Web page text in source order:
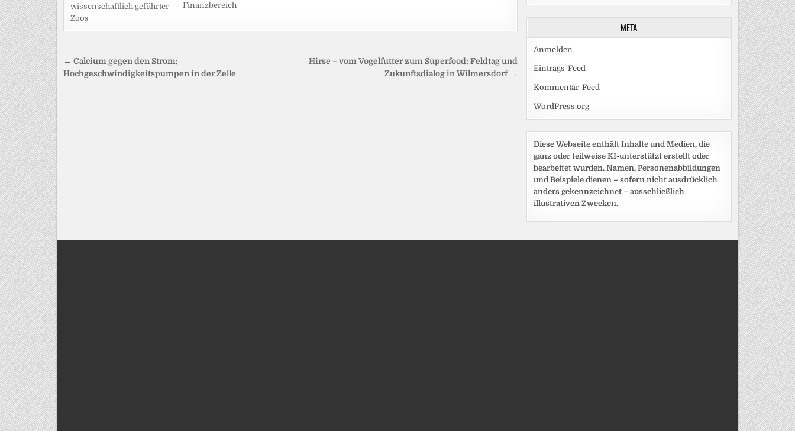
wissenschaftlich geführter
Zoos
Finanzbereich
Beitragsnavigation
Hirse – vom Vogelfutter zum Superfood: Feldtag und
Zukunftsdialog in Wilmersdorf →
← Calcium gegen den Strom:
Hochgeschwindigkeitspumpen in der Zelle
META
Anmelden
Eintrags-Feed
Kommentar-Feed
WordPress.org
Diese Webseite enthält Inhalte und Medien, die
ganz oder teilweise KI-unterstützt erstellt oder
bearbeitet wurden. Namen, Personenabbildungen
und Beispiele dienen – sofern nicht ausdrücklich
anders gekennzeichnet – ausschließlich
illustrativen Zwecken.